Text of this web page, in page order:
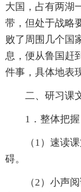
大国，占有两湖
带，但处于战略
败了周围几个国
息，便从鲁国赶
件事，具体地表
二、研习课
1．整体把握
（1）速读
碍。
（2）小声